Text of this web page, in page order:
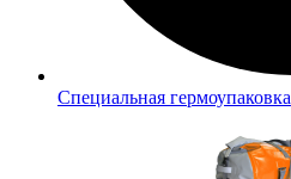
Специальная гермоупаковка